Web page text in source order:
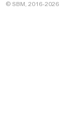
© SBM, 2016-2026